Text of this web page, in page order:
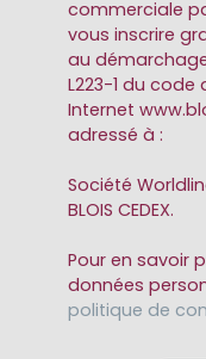
commerciale
vous inscrire
au
L223-1 du
Internet
adressé à :
Société
BLOIS CEDEX.
Pour en savoir
données
politique de